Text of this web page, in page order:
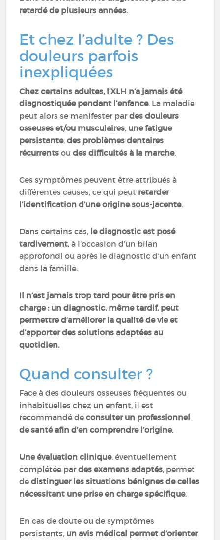
retardé de plusieurs années.
Et chez l’adulte ? Des
douleurs parfois
inexpliquées
Chez certains adultes, l’XLH n’a jamais été
diagnostiquée pendant l’enfance. La maladie
peut alors se manifester pardes douleurs
osseuses et/ou musculaires, une fatigue
persistante,des problèmes dentaires
récurrents oudes difficultés à la marche.
Ces symptômes peuvent être attribués à
différentes causes, ce qui peut retarder
l’identification d’une origine sous-jacente.
Dans certains cas, le diagnostic est posé
tardivement, à l’occasion d’un bilan
approfondi ou après le diagnostic d’un enfant
dans la famille.
Il n’est jamais trop tard pour être pris en
charge : un diagnostic, même tardif, peut
permettre d’améliorer la qualité de vie et
d’apporter des solutions adaptées au
quotidien.
Quand consulter ?
Face à des douleurs osseuses fréquentes ou
inhabituelles chez un enfant, il est
recommandé deconsulter un professionnel
de santé afin d’en comprendre l’origine.
Une évaluation clinique, éventuellement
complétée pardes examens adaptés, permet
dedistinguer les situations bénignes de celles
nécessitant une prise en charge spécifique.
En cas de doute ou de symptômes
persistants, un avis médical permet d’orienter